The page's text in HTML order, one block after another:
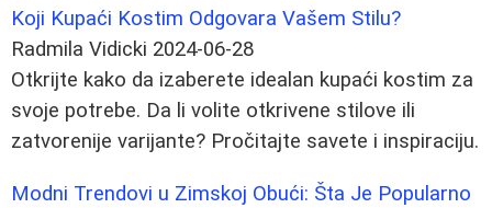
Koji Kupaći Kostim Odgovara Vašem Stilu?
Radmila Vidicki 2024-06-28
Otkrijte kako da izaberete idealan kupaći kostim za
svoje potrebe. Da li volite otkrivene stilove ili
zatvorenije varijante? Pročitajte savete i inspiraciju.
Modni Trendovi u Zimskoj Obući: Šta Je Popularno